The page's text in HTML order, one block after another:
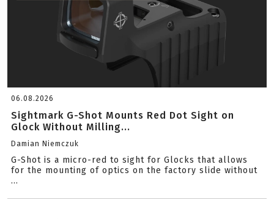
06.08.2026
Sightmark G-Shot Mounts Red Dot Sight on
Glock Without Milling...
Damian Niemczuk
G-Shot is a micro-red to sight for Glocks that allows
for the mounting of optics on the factory slide without
...